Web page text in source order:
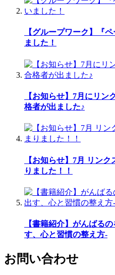
【グループワーク】『
ました！
【お知らせ】7月にリン
格者が出ました♪
【お知らせ】7月 リン
りました！！
【書籍紹介】がんばる
す、心と習慣の整え方-
お問い合わせ